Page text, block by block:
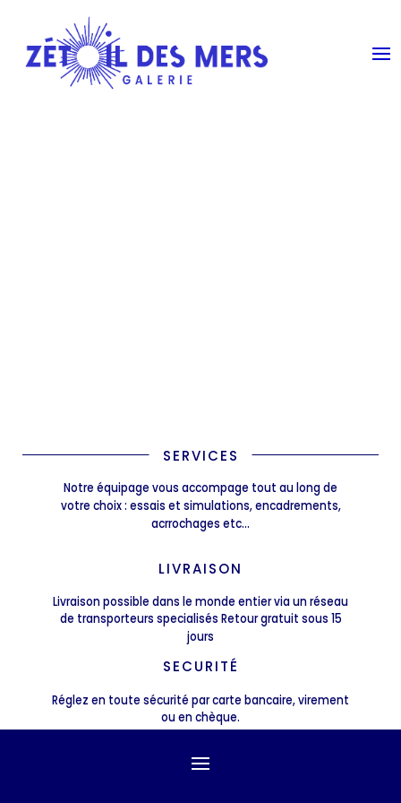
SERVICES
Notre équipage vous accompage tout au long de
votre choix : essais et simulations, encadrements,
acrrochages etc...
LIVRAISON
Livraison possible dans le monde entier via un réseau
de transporteurs specialisés Retour gratuit sous 15
jours
SECURITÉ
Réglez en toute sécurité par carte bancaire, virement
ou en chèque.